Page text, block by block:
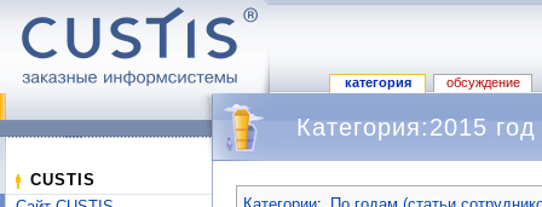
категория обсуждение
CUSTIS
Категория:2015